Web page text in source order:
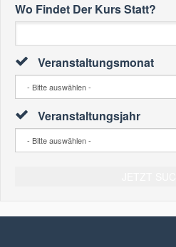
Wo Findet Der Kurs Statt?
Veranstaltungsmonat
Veranstaltungsjahr